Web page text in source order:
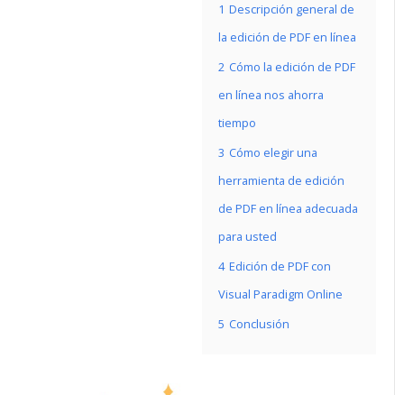
1 Descripción general de
la edición de PDF en línea
2 Cómo la edición de PDF
en línea nos ahorra
tiempo
3 Cómo elegir una
herramienta de edición
de PDF en línea adecuada
para usted
4 Edición de PDF con
Visual Paradigm Online
5 Conclusión